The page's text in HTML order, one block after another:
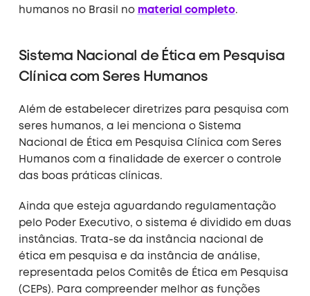
humanos no Brasil no material completo.
Sistema Nacional de Ética em Pesquisa
Clínica com Seres Humanos
Além de estabelecer diretrizes para pesquisa com
seres humanos, a lei menciona o Sistema
Nacional de Ética em Pesquisa Clínica com Seres
Humanos com a finalidade de exercer o controle
das boas práticas clínicas.
Ainda que esteja aguardando regulamentação
pelo Poder Executivo, o sistema é dividido em duas
instâncias. Trata-se da instância nacional de
ética em pesquisa e da instância de análise,
representada pelos Comitês de Ética em Pesquisa
(CEPs). Para compreender melhor as funções